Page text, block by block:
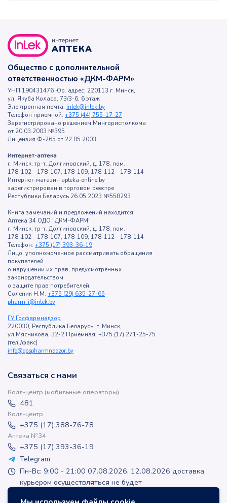
Общество с дополнительной
ответственностью «ДКМ-ФАРМ»
УНП 190431476 Юр. адрес: 220113 г. Минск,
ул. Якуба Коласа, 73/3-6, 6 этаж
Электронная почта: inlek@inlek.by
Телефон приемной: +375 (44) 755-17-27
Зарегистрировано решением Мингорисполкома
от 20.03.2003 №395
Лицензия Ф-265 от 22.05.2003
Интернет-аптека
г. Минск, тр-т. Долгиновский, д. 178, пом.
178-102 - 178-107, 178-109, 178-112 - 178-114
Интернет-магазин apteka-online.by
зарегистрирован в торговом реестре
Республики Беларусь 26.05.2023 №558293
Книга замечаний и предложений находится:
Аптека 34 ОДО "ДКМ-ФАРМ"
г. Минск, тр-т. Долгиновский, д. 178, пом.
178-102 - 178-107, 178-109, 178-112 - 178-114
Телефон: +375 (17) 393-36-19
Лицо, уполномоченное рассматривать обращения
покупателей
о нарушении их прав, предусмотренных
законодательством
о защите прав потребителей:
Соленик Н.М. +375 (29) 635-27-65
pharm-i@inlek.by
ГУ Госфармнадзор
220030, Республика Беларусь, г. Минск,
ул.Мясникова, 32-2 Приемная: +375 (17) 271-25-75
(тел./факс)
info@gospharmnadzor.by
Связаться с нами
Колл-центр (мобильные операторы)
481
Колл-центр
+375 (17) 388-76-78
Аптека №34
+375 (17) 393-36-19
Telegram
Пн-Вс: 9:00 - 21:00 07.08.2026, 12.08.2026 доставка
курьером осуществляться не будет